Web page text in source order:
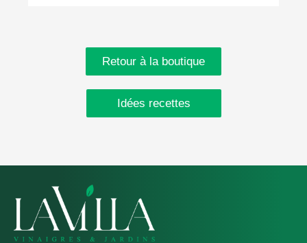
Retour à la boutique
Idées recettes